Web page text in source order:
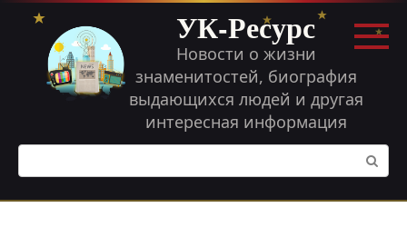
Перейти
контенту
УК-Ресурс
Новости о жизни
знаменитостей, биография
выдающихся людей и другая
интересная информация
Поиск: